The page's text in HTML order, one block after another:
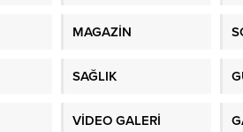
MAGAZİN
SAĞLIK
VİDEO GALERİ